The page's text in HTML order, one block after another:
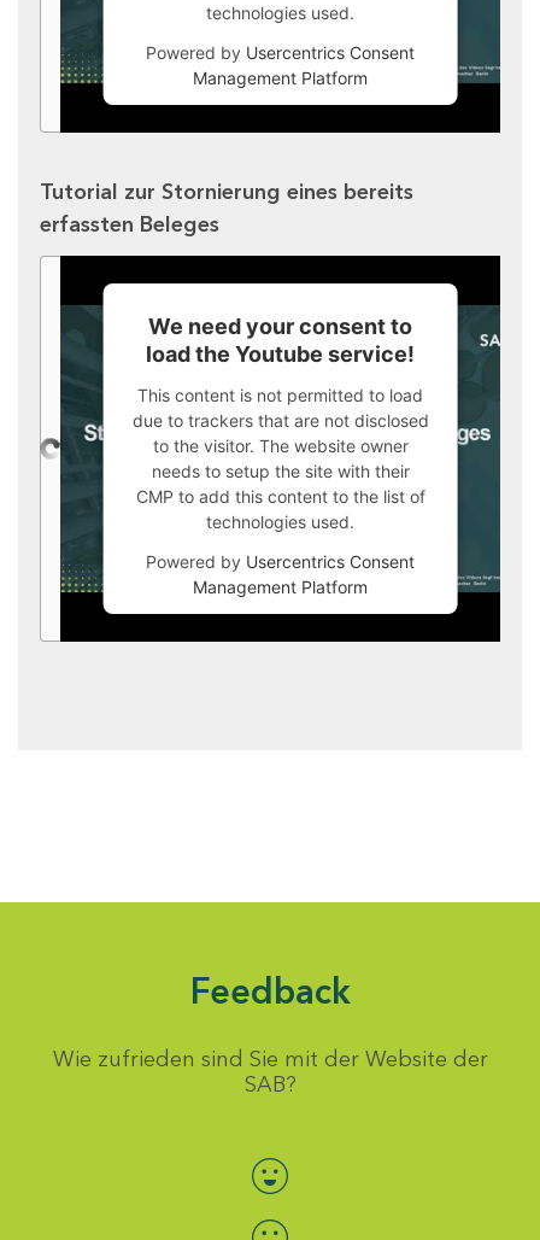
technologies used.
Powered by Usercentrics Consent
Management Platform
Tutorial zur Stornierung eines bereits
erfassten Beleges
We need your consent to
load the Youtube service!
This content is not permitted to load
due to trackers that are not disclosed
to the visitor. The website owner
needs to setup the site with their
CMP to add this content to the list of
technologies used.
Powered by Usercentrics Consent
Management Platform
Feedback
Wie zufrieden sind Sie mit der Website der
SAB?
Bewertung auswählen